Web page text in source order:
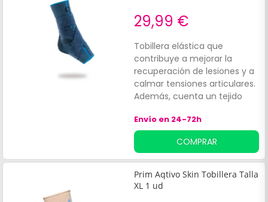
29,99 €
Tobillera elástica que
contribuye a mejorar la
recuperación de lesiones y a
calmar tensiones articulares.
Además, cuenta un tejido
y talón que favorece el
confort cutáneo durante el
empleo.
Envío en 24-72h
COMPRAR
Prim Aqtivo Skin Tobillera Talla
XL 1 ud